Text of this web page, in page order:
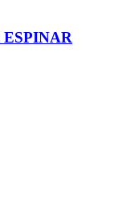
ESPINAR